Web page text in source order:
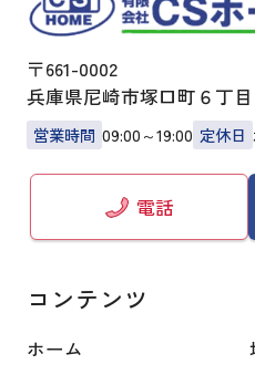
〒661-0002
兵庫県尼崎市塚口町６丁目
営業時間 09:00～19:00 定休日
電話
コンテンツ
ホーム